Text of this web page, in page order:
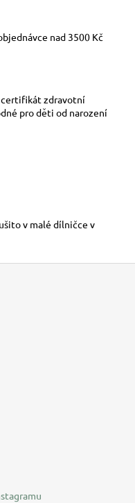
nad 3500 Kč
certifikát zdravotní
pro děti od narození
v malé dílničce v